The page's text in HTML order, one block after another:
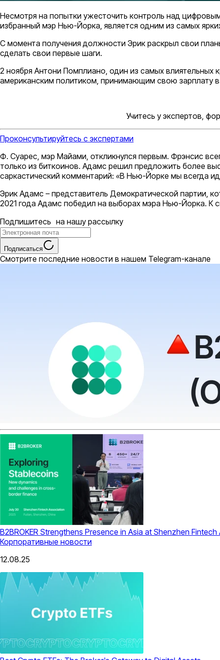
Несмотря на попытки ужесточить контроль над
избранный мэр Нью-Йорка, является одним из самых
С момента получения должности Эрик раскрыл свои
сделать свои первые шаги.
2 ноября Антони Помплиано, один из самых
американским политиком, принимающим свою зарплату в
Учитесь у экспертов,
Проконсультируйтесь с экспертами
Ф. Суарес, мэр Майами, откликнулся первым. Фрэнсис
только из биткоинов. Адамс решил предложить более
саркастический комментарий: «В Нью-Йорке мы всегда
Эрик Адамс – представитель Демократической партии,
2021 года Адамс победил на выборах мэра Нью-Йорка. К
Подпишитесь на нашу рассылку
Подписаться
Смотрите последние новости в нашем Telegram-канале
B2BROKER Strengthens Presence in Asia at Shenzhen
Корпоративные новости
12.08.25